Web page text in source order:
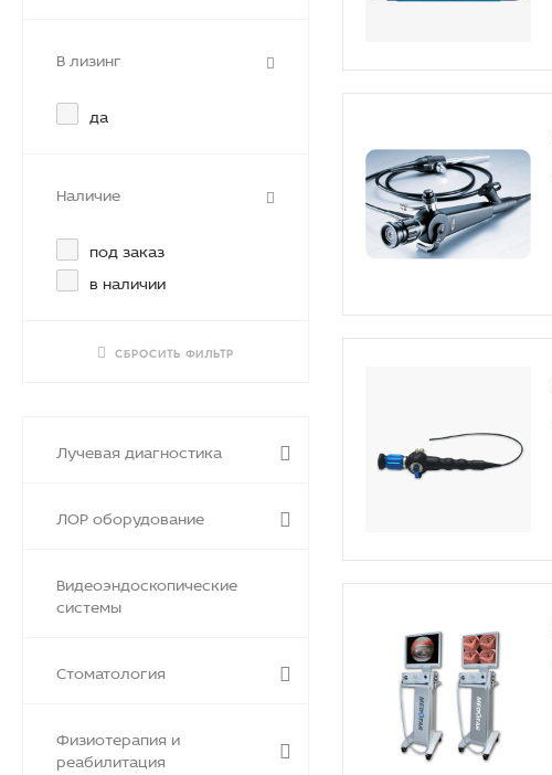
В лизинг
да
Наличие
под заказ
в наличии
СБРОСИТЬ ФИЛЬТР
Лучевая диагностика
ЛОР оборудование
Видеоэндоскопические
системы
Стоматология
Физиотерапия и
реабилитация